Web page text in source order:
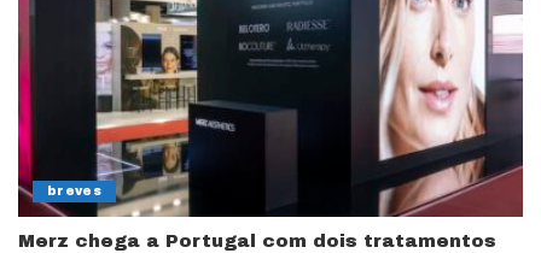
breves
Merz chega a Portugal com dois tratamentos